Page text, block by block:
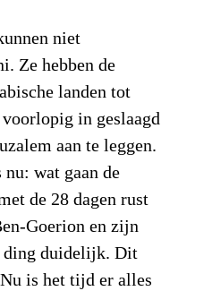
niet
Ze hebben de
landen tot
in geslaagd
aan te leggen.
wat gaan de
de 28 dagen rust
Goerion en zijn
ding duidelijk. Dit
is het tijd er alles